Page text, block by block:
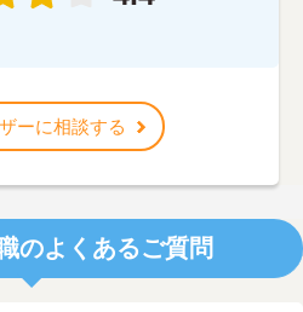
ーに相談する
のよくあるご質問